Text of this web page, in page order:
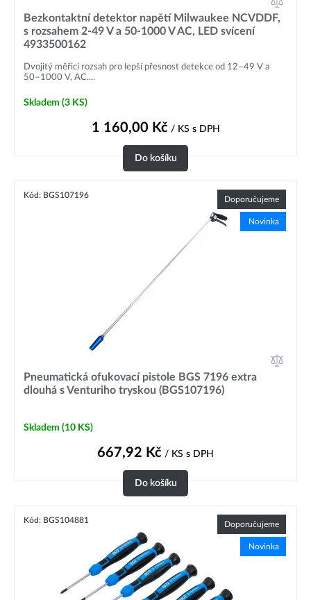
Bezkontaktní detektor napětí Milwaukee NCVDDF,
s rozsahem 2-49 V a 50-1000 V AC, LED svícení
4933500162
Dvojitý měřicí rozsah pro lepší přesnost detekce od 12–49 V a
50–1000 V, AC....
Skladem (3 KS)
1 160,00 Kč/ KS s DPH
Do košíku
Kód: BGS107196 Doporučujeme
Novinka
Pneumatická ofukovací pistole BGS 7196 extra
dlouhá s Venturiho tryskou (BGS107196)
Skladem (10 KS)
667,92 Kč / KS s DPH
Do košíku
Kód: BGS104881 Doporučujeme
Novinka